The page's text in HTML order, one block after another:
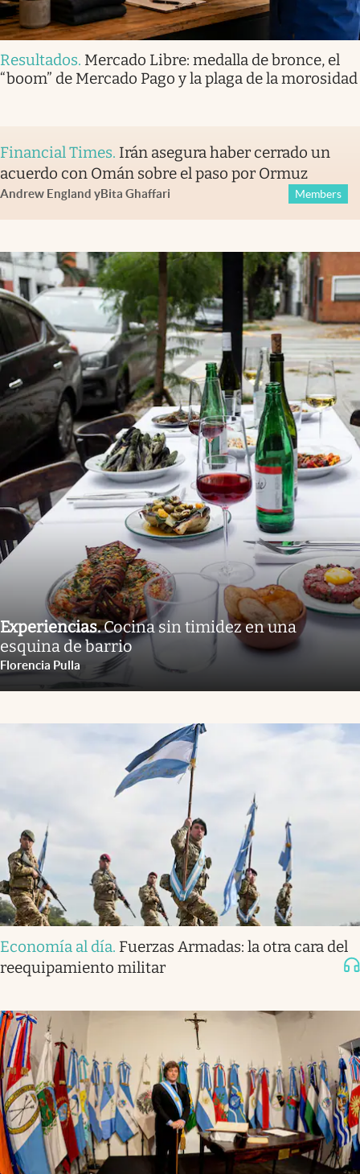
Resultados. Mercado Libre: medalla de bronce, el
“boom” de Mercado Pago y la plaga de la morosidad
Financial Times. Irán asegura haber cerrado un
acuerdo con Omán sobre el paso por Ormuz
Andrew England yBita Ghaffari Members
Experiencias.Cocina sin timidez en una
esquina de barrio
Florencia Pulla
Economía al día. Fuerzas Armadas: la otra cara del
reequipamiento militar